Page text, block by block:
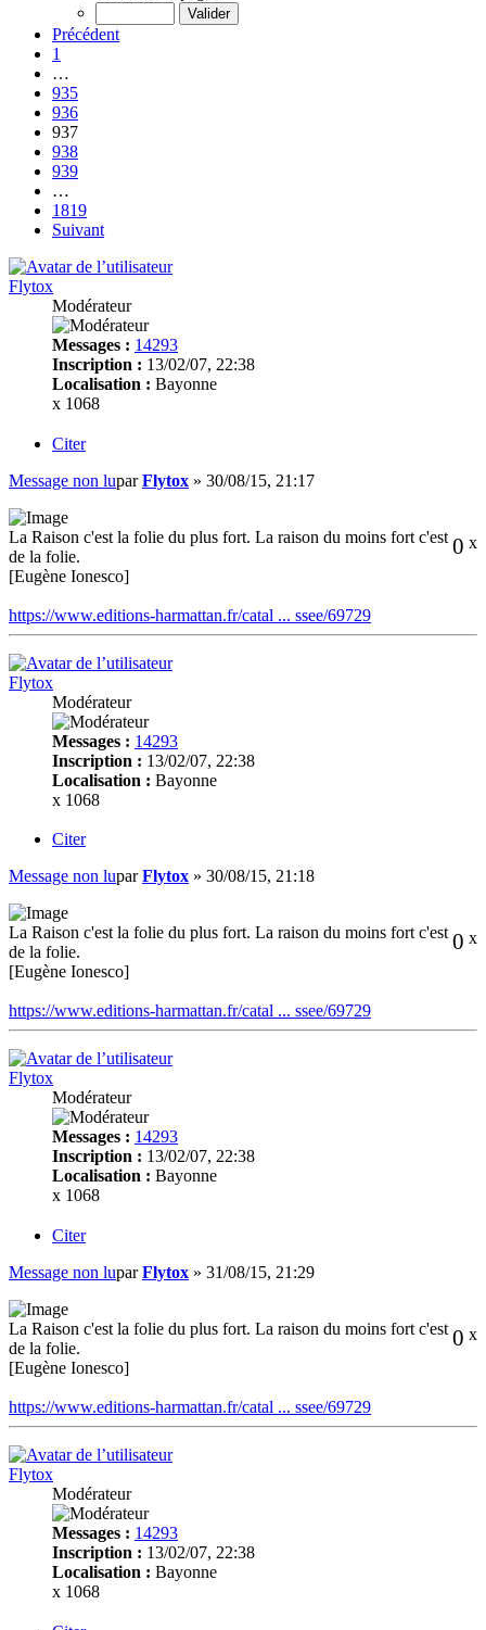
Précédent
1
…
935
936
937
938
939
…
1819
Suivant
Flytox
Modérateur
Messages : 14293
Inscription : 13/02/07, 22:38
Localisation : Bayonne
x 1068
Citer
Message non luparFlytox » 30/08/15, 21:17
0 x
La Raison c'est la folie du plus fort. La raison du moins fort c'est
de la folie.
[Eugène Ionesco]
https://www.editions-harmattan.fr/catal ... ssee/69729
Flytox
Modérateur
Messages : 14293
Inscription : 13/02/07, 22:38
Localisation : Bayonne
x 1068
Citer
Message non luparFlytox » 30/08/15, 21:18
0 x
La Raison c'est la folie du plus fort. La raison du moins fort c'est
de la folie.
[Eugène Ionesco]
https://www.editions-harmattan.fr/catal ... ssee/69729
Flytox
Modérateur
Messages : 14293
Inscription : 13/02/07, 22:38
Localisation : Bayonne
x 1068
Citer
Message non luparFlytox » 31/08/15, 21:29
0 x
La Raison c'est la folie du plus fort. La raison du moins fort c'est
de la folie.
[Eugène Ionesco]
https://www.editions-harmattan.fr/catal ... ssee/69729
Flytox
Modérateur
Messages : 14293
Inscription : 13/02/07, 22:38
Localisation : Bayonne
x 1068